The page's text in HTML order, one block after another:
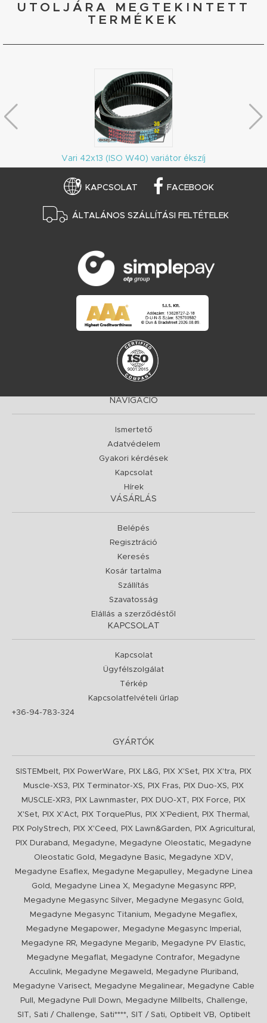
UTOLJÁRA MEGTEKINTETT
TERMÉKEK
Vari 42x13 (ISO W40) variátor ékszíj
KAPCSOLAT FACEBOOK
ÁLTALÁNOS SZÁLLÍTÁSI FELTÉTELEK
NAVIGÁCIÓ
Ismertető
Adatvédelem
Gyakori kérdések
Kapcsolat
Hírek
VÁSÁRLÁS
Belépés
Regisztráció
Keresés
Kosár tartalma
Szállítás
Szavatosság
Elállás a szerződéstől
KAPCSOLAT
Kapcsolat
Ügyfélszolgálat
Térkép
Kapcsolatfelvételi űrlap
+36-94-783-324
GYÁRTÓK
SISTEMbelt, PIX PowerWare, PIX L&G, PIX X'Set, PIX X'tra,
PIX
Muscle-XS3, PIX Terminator-XS, PIX Fras, PIX Duo-XS,
PIX
MUSCLE-XR3, PIX Lawnmaster, PIX DUO-XT , PIX Force,
PIX
X'Set, PIX X'Act, PIX TorquePlus, PIX X'Pedient, PIX Thermal ,
PIX PolyStrech, PIX X'Ceed , PIX Lawn&Garden, PIX Agricultural ,
PIX Duraband , Megadyne, Megadyne Oleostatic,
Megadyne
Oleostatic Gold , Megadyne Basic, Megadyne XDV,
Megadyne Esaflex, Megadyne Megapulley,
Megadyne Linea
Gold , Megadyne Linea X, Megadyne Megasync RPP,
Megadyne Megasync Silver, Megadyne Megasync Gold ,
Megadyne Megasync Titanium, Megadyne Megaflex,
Megadyne Megapower, Megadyne Megasync Imperial ,
Megadyne RR, Megadyne Megarib, Megadyne PV Elastic,
Megadyne Megaflat, Megadyne Contrafor,
Megadyne
Acculink, Megadyne Megaweld , Megadyne Pluriband ,
Megadyne Varisect, Megadyne Megalinear,
Megadyne Cable
Pull
, Megadyne Pull Down, Megadyne Millbelts, Challenge,
SIT , Sati / Challenge, Sati****, SIT / Sati, Optibelt VB, Optibelt